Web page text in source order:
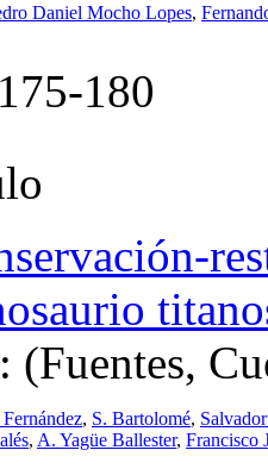
Daniel Mocho Lopes,
175-180
: (Fuentes,
, S. Bartolomé,
, A. Yagüe Ballester, Francisco